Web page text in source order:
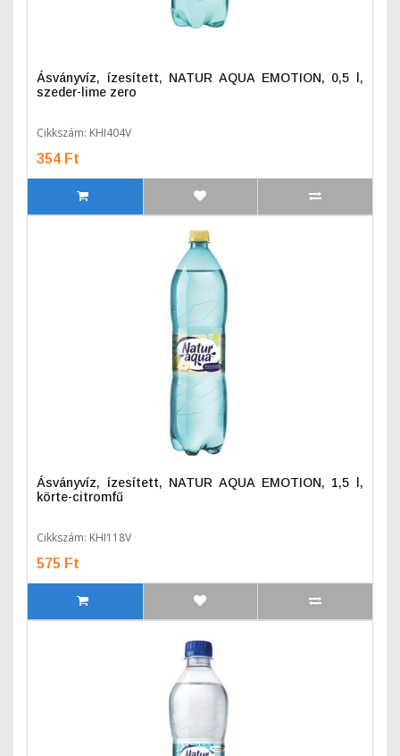
Ásványvíz, ízesített, NATUR AQUA EMOTION, 0,5 l,
szeder-lime zero
Cikkszám: KHI404V
354 Ft
Ásványvíz, ízesített, NATUR AQUA EMOTION, 1,5 l,
körte-citromfű
Cikkszám: KHI118V
575 Ft